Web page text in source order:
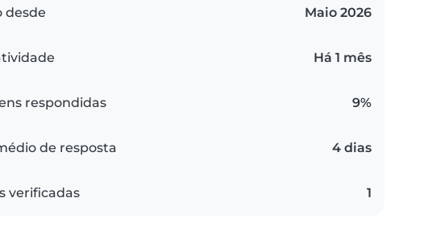
desde Maio 2026
Há 1 mês
respondidas 9%
de resposta 4 dias
verificadas 1